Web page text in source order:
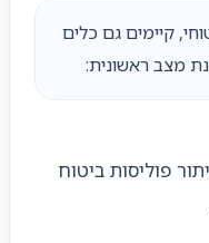
קיימים גם כלים
מצב ראשונית:
פוליסות ביטוח